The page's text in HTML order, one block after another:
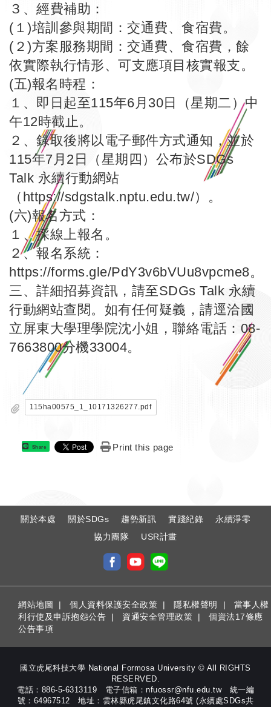
３、經費補助：
(１)培訓參與期間：交通費、食宿費。
(２)方案服務期間：交通費、食宿費，餘
依實際執行情形、可支應項目核實報支。
(五)報名時程：
１、即日起至115年6月30日（星期二）中
午12時截止。
２、錄取後將以電子郵件方式通知，並於
115年7月2日（星期四）公布於SDGs
Talk 永續行動網站
（ https://sdgstalk.nptu.edu.tw/）。
(六)報名方式：
１、採線上報名。
２、報名系統：
https://forms.gle/PdY3v6bVUu8vpcme8。
三、詳細招募資訊，請至SDGs Talk 永續
行動網站查閱。如有任何疑義，請逕洽國
立屏東大學理學院沈小姐，聯絡電話：08-
7663800分機33004。
115ha00575_1_10171326277.pdf
Share Print this page
關於本處 關於SDGs 趨勢新訊 實踐紀錄
永續淨零
協力團隊
USR計畫
網站地圖 | 個人資料保護安全政策 | 隱私權聲明 | 當事人權
利行使及申訴抱怨公告 | 資通安全管理政策 | 個資法17條應
公告事項
國立虎尾科技大學 National Formosa University © All RIGHTS
RESERVED.
電話：886-5-6313119 電子信箱：nfuossr@nfu.edu.tw 統一編
號：64967512 地址：雲林縣虎尾鎮文化路64號 (永續處SDGs共